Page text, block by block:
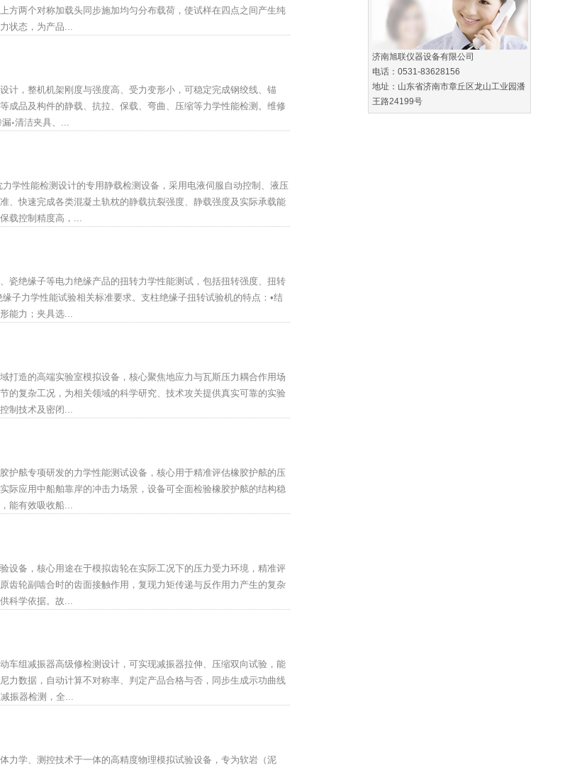
方两个对称加载头同步施加均匀分布载荷，使试样在四点之间产生纯
状态，为产品...
计，整机机架刚度与强度高、受力变形小，可稳定完成钢绞线、锚
成品及构件的静载、抗拉、保载、弯曲、压缩等力学性能检测。维修
◦清洁夹具、...
学性能检测设计的专用静载检测设备，采用电液伺服自动控制、液压
、快速完成各类混凝土轨枕的静载抗裂强度、静载强度及实际承载能
载控制精度高，...
瓷绝缘子等电力绝缘产品的扭转力学性能测试，包括扭转强度、扭转
子力学性能试验相关标准要求。支柱绝缘子扭转试验机的特点：•结
能力；夹具选...
打造的高端实验室模拟设备，核心聚焦地应力与瓦斯压力耦合作用场
的复杂工况，为相关领域的科学研究、技术攻关提供真实可靠的实验
制技术及密闭...
舷专项研发的力学性能测试设备，核心用于精准评估橡胶护舷的压
际应用中船舶靠岸的冲击力场景，设备可全面检验橡胶护舷的结构稳
能有效吸收船...
设备，核心用途在于模拟齿轮在实际工况下的压力受力环境，精准评
齿轮副啮合时的齿面接触作用，复现力矩传递与反作用力产生的复杂
科学依据。故...
车组减振器高级修检测设计，可实现减振器拉伸、压缩双向试验，能
力数据，自动计算不对称率、判定产品合格与否，同步生成示功曲线
振器检测，全...
力学、测控技术于一体的高精度物理模拟试验设备，专为软岩（泥
济南旭联仪器设备有限公司
电话：0531-83628156
地址：山东省济南市章丘区龙山工业园潘
王路24199号